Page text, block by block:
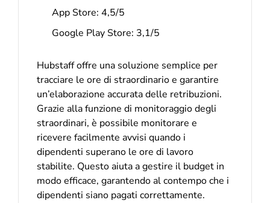
App Store: 4,5/5
Google Play Store: 3,1/5
Hubstaff offre una soluzione semplice per
tracciare le ore di straordinario e garantire
un’elaborazione accurata delle retribuzioni.
Grazie alla funzione di monitoraggio degli
straordinari, è possibile monitorare e
ricevere facilmente avvisi quando i
dipendenti superano le ore di lavoro
stabilite. Questo aiuta a gestire il budget in
modo efficace, garantendo al contempo che i
dipendenti siano pagati correttamente.